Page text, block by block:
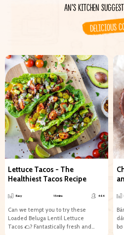
AN'S KITCHEN
DELICIOUS
Lettuce Tacos - The
Healthiest Tacos Recipe
Easy 15 mins 464
Can we tempt you to try these
Loaded Beluga Lentil Lettuce
Tacos 🌮?​​​​​​​​ ​​​​​​Fantastically fresh and
dâu